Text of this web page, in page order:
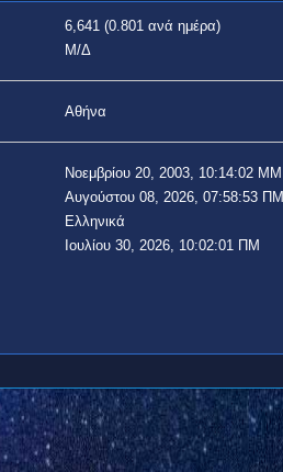
6,641 (0.801 ανά ημέρα)
Μ/Δ
Αθήνα
Νοεμβρίου 20, 2003, 10:14:02 ΜΜ
Αυγούστου 08, 2026, 07:58:53 ΠΜ
Ελληνικά
Ιουλίου 30, 2026, 10:02:01 ΠΜ